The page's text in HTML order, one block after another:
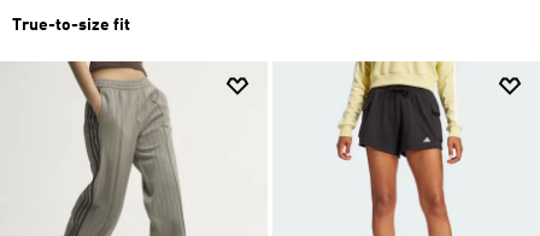
True-to-size fit